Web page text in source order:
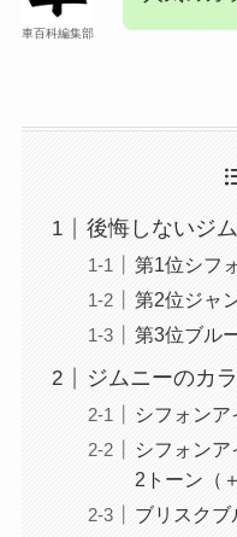
車百科編集部
後悔しないジ
第1位シフ
第2位ジャ
第3位ブル
ジムニーのカ
シフォンア
シフォンア
2トーン（
ブリスクブ